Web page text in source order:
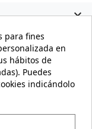

para fines
en
hábitos de
Puedes
indicándolo